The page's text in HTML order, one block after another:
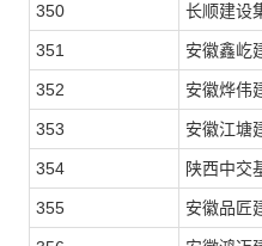
350 长顺建设
351 安徽鑫屹
352 安徽烨伟
353 安徽江塘
354 陕西中交
355 安徽品匠